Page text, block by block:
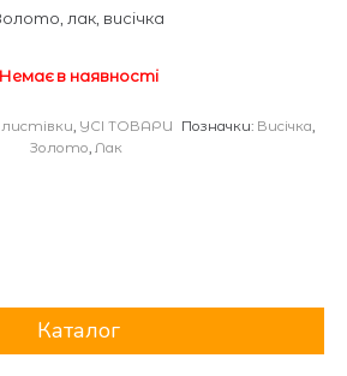
лак, висічка
Немає в наявності
, УСІ ТОВАРИ Позначки: Висічка,
Золото, Лак
Каталог